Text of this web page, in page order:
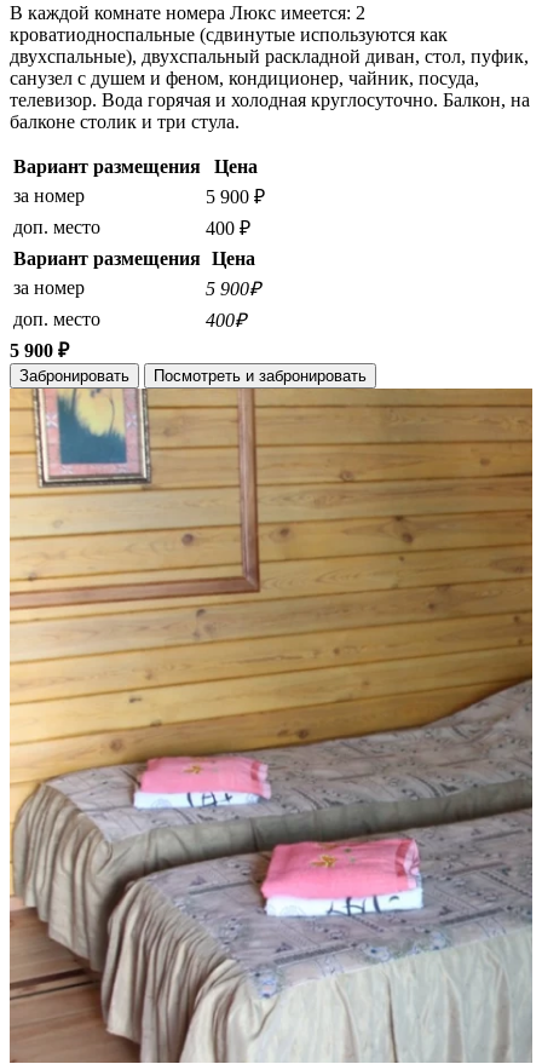
В каждой комнате номера Люкс имеется: 2
кроватиодноспальные (сдвинутые используются как
двухспальные), двухспальный раскладной диван, стол, пуфик,
санузел с душем и феном, кондиционер, чайник, посуда,
телевизор. Вода горячая и холодная круглосуточно. Балкон, на
балконе столик и три стула.
Вариант размещения
Цена
за номер
5 900 ₽
доп. место
400 ₽
Вариант размещения Цена
за номер
5 900₽
доп. место
400₽
5 900 ₽
Забронировать Посмотреть и забронировать